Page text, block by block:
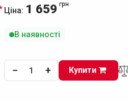
Ціна: 1 659 грн
В наявності
− + Купити